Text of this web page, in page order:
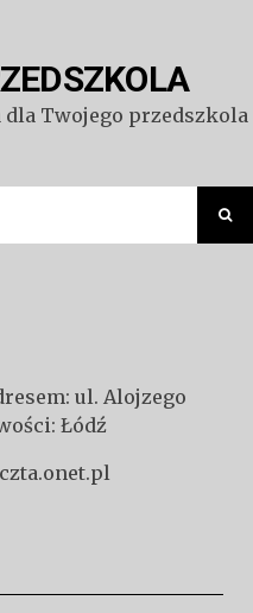
Twojego przedszkola
ul. Alojzego
Łódź